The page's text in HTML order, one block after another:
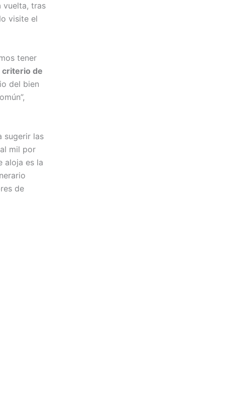
vuelta, tras
visite el
tener
criterio de
del bien
sugerir las
mil por
aloja es la
de